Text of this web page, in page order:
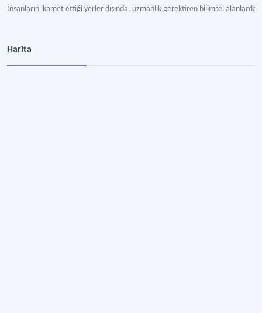
İnsanların ikamet ettiği yerler dışında, uzmanlık gerektiren bilimsel
Harita